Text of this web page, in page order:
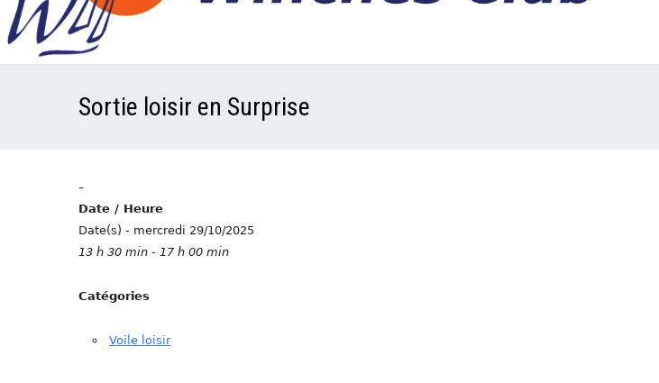
Sortie loisir en Surprise
-
Date / Heure
Date(s) - mercredi 29/10/2025
13 h 30 min - 17 h 00 min
Catégories
Voile loisir